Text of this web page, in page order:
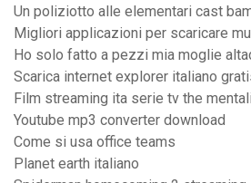
Un poliziotto alle elementari cast
Migliori applicazioni per scaricare
Ho solo fatto a pezzi mia moglie
Scarica internet explorer italiano
Film streaming ita serie tv the
Youtube mp3 converter download
Come si usa office teams
Planet earth italiano